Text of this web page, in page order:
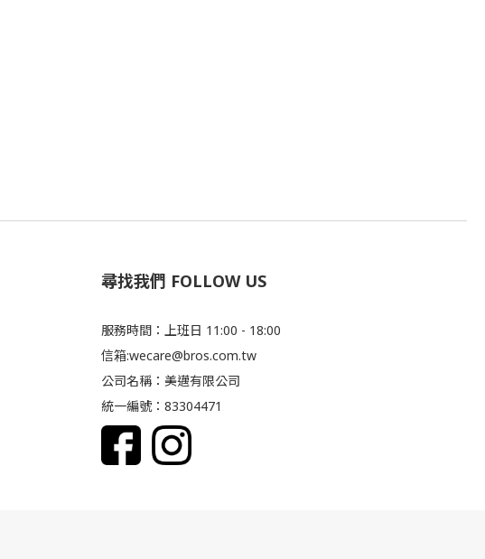
尋找我們 FOLLOW US
服務時間：上班日 11:00 - 18:00
信箱:wecare@bros.com.tw
公司名稱：美邁有限公司
統一編號：83304471